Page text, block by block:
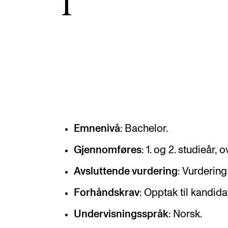
Internasjonal strategi
Emnenivå: Bachelor.
Gjennomføres: 1. og 2. studieår,
Avsluttende vurdering:
Forhåndskrav: Opptak til
Undervisningsspråk: Norsk.